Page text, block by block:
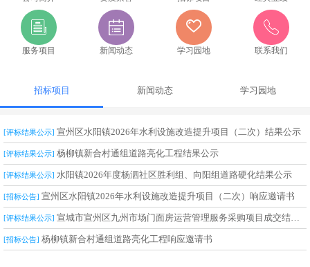
服务项目 新闻动态 学习园地 联系我们
招标项目 新闻动态 学习园地
[评标结果公示] 宣州区水阳镇2026年水利设施改造提升项目（二次）结果公示
[评标结果公示] 杨柳镇新合村通组道路亮化工程结果公示
[评标结果公示] 水阳镇2026年度杨泗社区胜利组、向阳组道路硬化结果公示
[招标公告] 宣州区水阳镇2026年水利设施改造提升项目（二次）响应邀请书
[评标结果公示] 宣城市宣州区九州市场门面房运营管理服务采购项目成交结果公告
[招标公告] 杨柳镇新合村通组道路亮化工程响应邀请书